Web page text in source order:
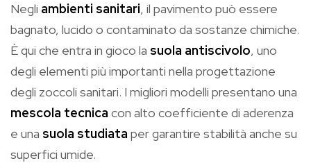
Negli ambienti sanitari, il pavimento può essere
bagnato, lucido o contaminato da sostanze chimiche.
È qui che entra in gioco la suola antiscivolo, uno
degli elementi più importanti nella progettazione
degli zoccoli sanitari. I migliori modelli presentano una
mescola tecnica con alto coefficiente di aderenza
e una suola studiata per garantire stabilità anche su
superfici umide.